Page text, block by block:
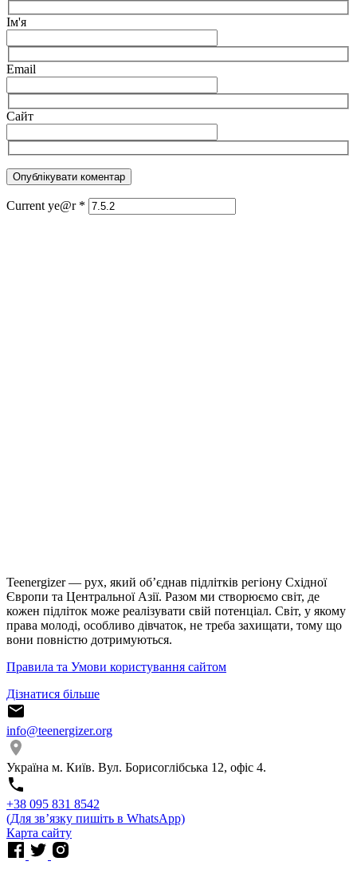
Ім'я
Email
Сайт
Current ye@r *
Teenergizer — рух, який об’єднав підлітків регіону Східної
Європи та Центральної Азії. Разом ми створюємо світ, де
кожен підліток може реалізувати свій потенціал. Світ, у якому
права молоді, особливо дівчаток, не треба захищати, тому що
вони повністю дотримуються.
Правила та Умови користування сайтом
Дізнатися більше
info@teenergizer.org
Україна м. Київ. Вул. Борисоглібська 12, офіс 4.
⁨+38 095 831 8542⁩
(Для звʼязку пишіть в WhatsApp)
Карта сайту